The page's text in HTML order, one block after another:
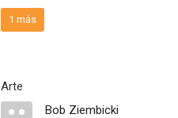
1 más
Arte
Bob Ziembicki